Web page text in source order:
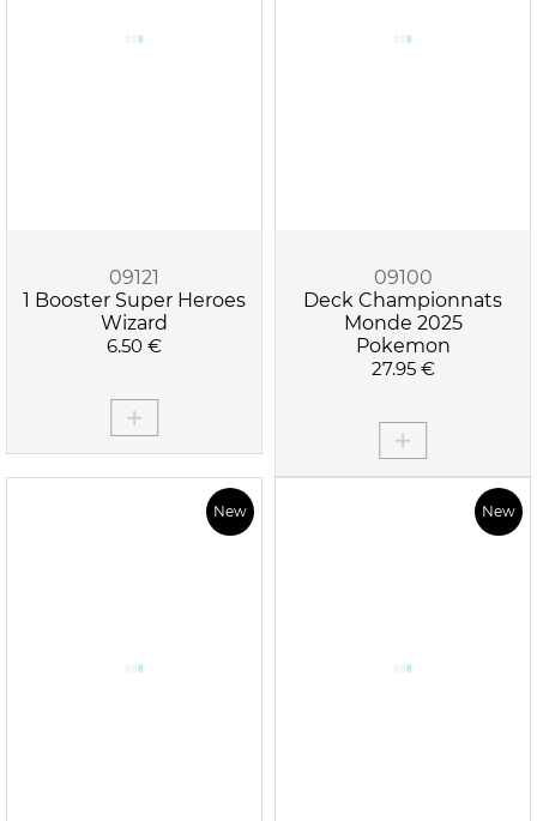
09121
1 Booster Super Heroes
Wizard
6.50 €
09100
Deck Championnats
Monde 2025
Pokemon
27.95 €
New New